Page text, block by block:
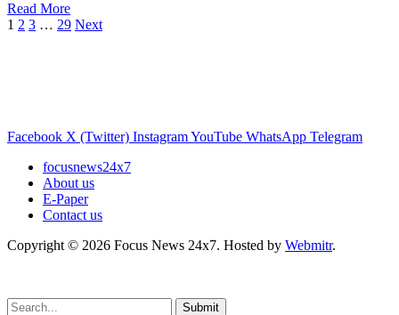
Read More
1 2 3 … 29 Next
Facebook X (Twitter) InstagramYouTube WhatsApp Telegram
focusnews24x7
About us
E-Paper
Contact us
Copyright © 2026 Focus News 24x7. Hosted by Webmitr.
Submit